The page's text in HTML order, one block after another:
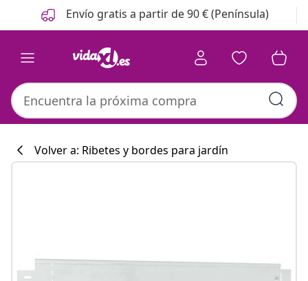
Anterior
Siguiente Envío gratis a partir de 90 € (Península)
#sharemevidaxl
Volver a: Ribetes y bordes para jardín